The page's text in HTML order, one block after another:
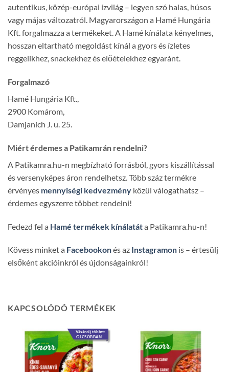
autentikus, közép-európai ízvilág – legyen szó halas, húsos
vagy májas változatról. Magyarországon a Hamé Hungária
Kft. forgalmazza a termékeket. A Hamé kínálata kényelmes,
hosszan eltartható megoldást kínál a gyors és ízletes
reggelikhez, snackekhez és előételekhez egyaránt.
Forgalmazó
Hamé Hungária Kft.,
2900 Komárom,
Damjanich J. u. 25.
Miért érdemes a Patikamrán rendelni?
A Patikamra.hu-n megbízható forrásból, gyors kiszállítással
és versenyképes áron rendelhetsz. Több száz termékre
érvényes mennyiségi kedvezmény közül válogathatsz –
érdemes egyszerre többet rendelni!
Fedezd fel a Hamé termékek kínálatáta Patikamra.hu-n!
Kövess minket a Facebookonés az Instagramon is – értesülj
elsőként akcióinkról és újdonságainkról!
KAPCSOLÓDÓ TERMÉKEK
Vásárolj többet
OLCSÓBBAN!